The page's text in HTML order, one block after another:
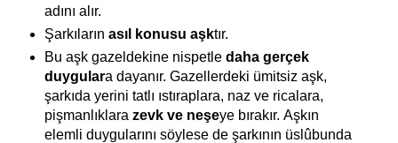
adını alır.
Şarkıların asıl konusu aşktır.
Bu aşk gazeldekine nispetle daha gerçek
duygulara dayanır. Gazellerdeki ümitsiz aşk,
şarkıda yerini tatlı ıstıraplara, naz ve ricalara,
pişmanlıklara zevk ve neşeye bırakır. Aşkın
elemli duygularını söylese de şarkının üslûbunda